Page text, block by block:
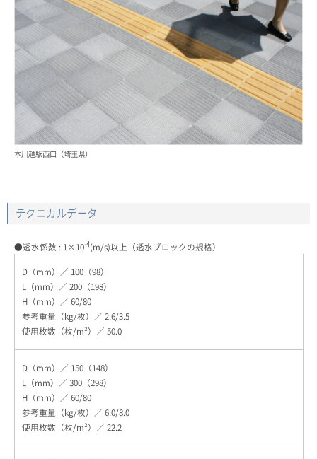
本川越駅西口（埼玉県）
テクニカルデータ
●透水係数 : 1×10-4(m/s)以上（透水ブロックの規格）
100（98）
200（198）
60/80
2.6/3.5
50.0
150（148）
300（298）
60/80
6.0/8.0
22.2